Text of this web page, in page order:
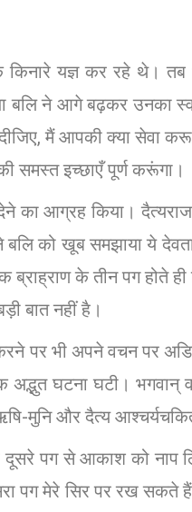
किनारे यज्ञ कर रहे थे।
बलि ने आगे बढ़कर उनका
दीजिए, मैं आपकी क्या सेवा
समस्त इच्छाएँ पूर्ण करूंगा।
का आग्रह किया।
को खूब समझाया ये
के तीन पग होते
बात नहीं है।
पर भी अपने वचन पर
अद्भुत घटना घटी। भगवान्
मुनि और दैत्य
पग से आकाश को नाप
पग मेरे सिर पर रख सकते